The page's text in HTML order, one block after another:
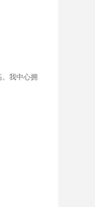
我中心拥